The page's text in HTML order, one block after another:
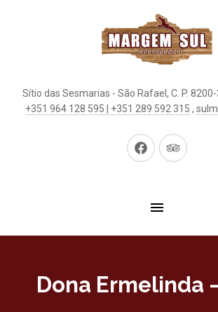
Sítio das Sesmarias - São Rafael, C. P. 8200-
+351 964 128 595 | +351 289 592 315 ,
Neues Neues
Dona Ermelinda